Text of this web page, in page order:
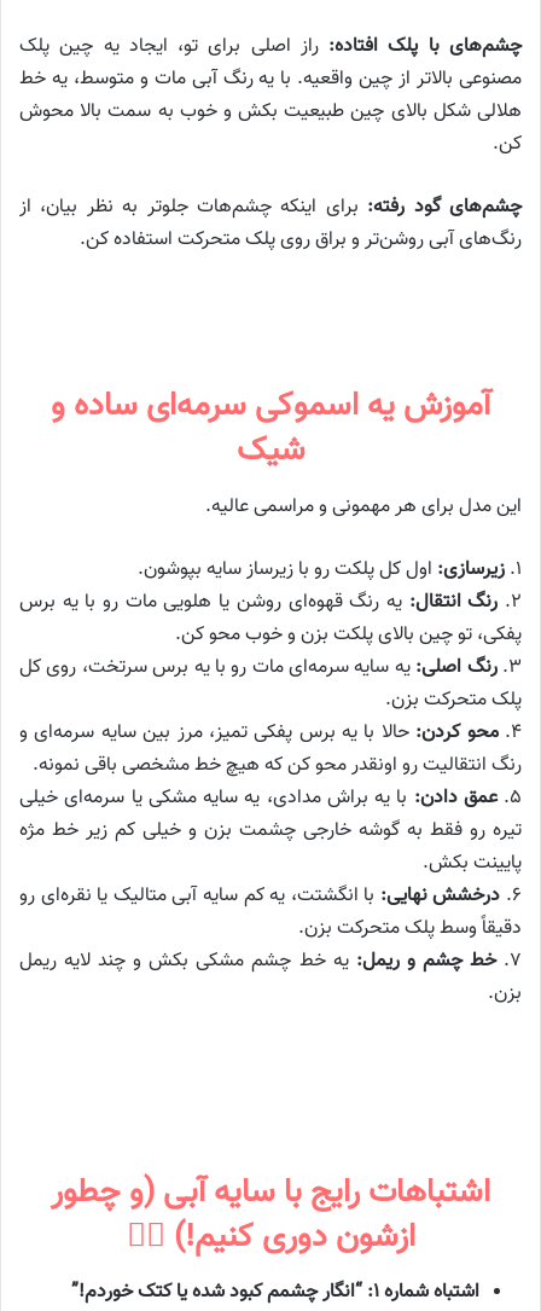
چشم‌های با پلک افتاده: راز اصلی برای تو، ایجاد یه چین پلک
مصنوعی بالاتر از چین واقعیه. با یه رنگ آبی مات و متوسط، یه خط
هلالی شکل بالای چین طبیعیت بکش و خوب به سمت بالا محوش
کن.
چشم‌های گود رفته: برای اینکه چشم‌هات جلوتر به نظر بیان، از
رنگ‌های آبی روشن‌تر و براق روی پلک متحرکت استفاده کن.
آموزش یه اسموکی سرمه‌ای ساده و
شیک
این مدل برای هر مهمونی و مراسمی عالیه.
۱. زیرسازی: اول کل پلکت رو با زیرساز سایه بپوشون.
۲. رنگ انتقال: یه رنگ قهوه‌ای روشن یا هلویی مات رو با یه برس
پفکی، تو چین بالای پلکت بزن و خوب محو کن.
۳. رنگ اصلی: یه سایه سرمه‌ای مات رو با یه برس سرتخت، روی کل
پلک متحرکت بزن.
۴. محو کردن: حالا با یه برس پفکی تمیز، مرز بین سایه سرمه‌ای و
رنگ انتقالیت رو اونقدر محو کن که هیچ خط مشخصی باقی نمونه.
۵. عمق دادن: با یه براش مدادی، یه سایه مشکی یا سرمه‌ای خیلی
تیره رو فقط به گوشه خارجی چشمت بزن و خیلی کم زیر خط مژه
پایینت بکش.
۶. درخشش نهایی: با انگشتت، یه کم سایه آبی متالیک یا نقره‌ای رو
دقیقاً وسط پلک متحرکت بزن.
۷. خط چشم و ریمل: یه خط چشم مشکی بکش و چند لایه ریمل
بزن.
اشتباهات رایج با سایه آبی (و چطور
ازشون دوری کنیم!) 🙅‍♀️
اشتباه شماره ۱: “انگار چشمم کبود شده یا کتک خوردم!”